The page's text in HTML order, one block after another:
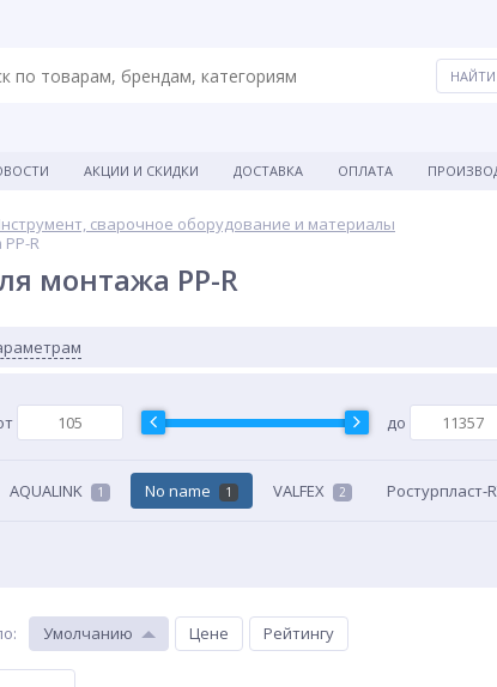
АКЦИИ И СКИДКИ ДОСТАВКА ОПЛАТА
сварочное оборудование и материалы
R
монтажа PP-R
до
AQUALINK 1 No name 1 VALFEX 2 Ростурпласт-
: Умолчанию Цене Рейтингу